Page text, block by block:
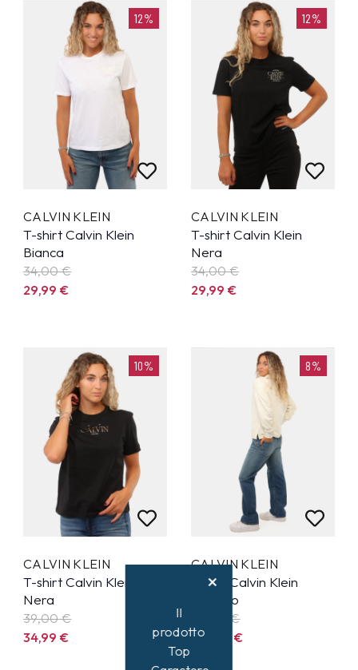
12%
CALVIN KLEIN
T-shirt Calvin Klein
Bianca
34,00 €
29,99€
12%
CALVIN KLEIN
T-shirt Calvin Klein
Nera
34,00 €
29,99€
10%
CALVIN KLEIN
T-shirt Calvin Klein
Nera
39,00 €
34,99€
8%
CALVIN KLEIN
Jeans Calvin Klein
Azzurro
119,00 €
109,99€
Il
prodotto
Top